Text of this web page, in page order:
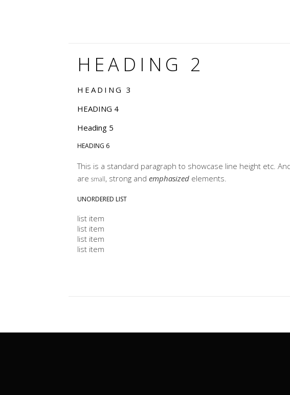
HEADING 2
HEADING 3
HEADING 4
Heading 5
HEADING 6
This is a standard paragraph to showcase line height etc.
are small, strong and emphasizedelements.
UNORDERED LIST
list item
list item
list item
list item